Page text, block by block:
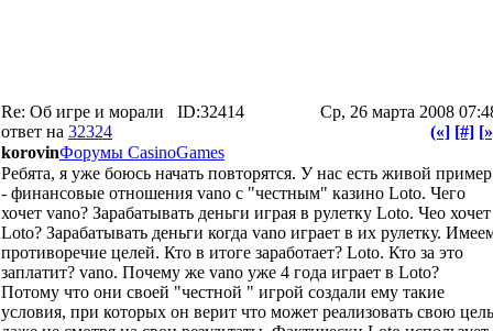
Re: Об игре и морали
ID:32414
ответ на 32324
Ср, 26 марта 2008
(«] [#]
korovinФорумы CasinoGames
Ребята, я уже боюсь начать повторятся. У нас есть живой пример
- финансовые отношения vano с "честным" казино Loto. Чего
хочет vano? Зарабатывать деньги играя в рулетку Loto. Чео хочет
Loto? Зарабатывать деньги когда vano играет в их рулетку.
противоречие целей. Кто в итоге заработает? Loto. Кто за это
заплатит? vano. Почему же vano уже 4 года играет в Loto?
Потому что они своей "честной " игрой создали ему такие
условия, при которых он верит что может реализовать свою